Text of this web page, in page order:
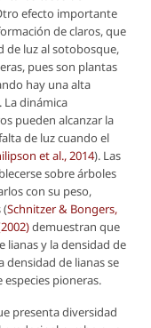
efecto importante
de claros, que
de luz al sotobosque,
pues son plantas
hay una alta
La dinámica
pueden alcanzar la
de luz cuando el
et al., 2014). Las
sobre árboles
con su peso,
Schnitzer & Bongers,
demuestran que
lianas y la densidad de
de lianas se
pioneras.
presenta diversidad